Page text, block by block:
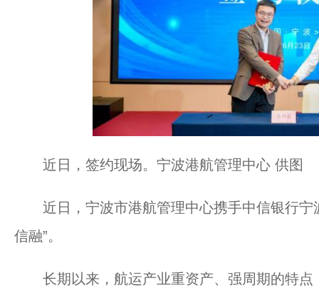
近日，签约现场。宁波港航管理中心 供图
近日，宁波市港航管理中心携手中信银行宁
信融”。
长期以来，航运产业重资产、强周期的特点